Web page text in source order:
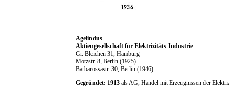
Agelindus
Aktiengesellschaft für Elektrizitäts-Industrie
Gr. Bleichen 31, Hamburg
Motzstr. 8, Berlin (1925)
Barbarossastr. 30, Berlin (1946)
Gegründet: 1913 als AG, Handel mit Erzeugnissen der